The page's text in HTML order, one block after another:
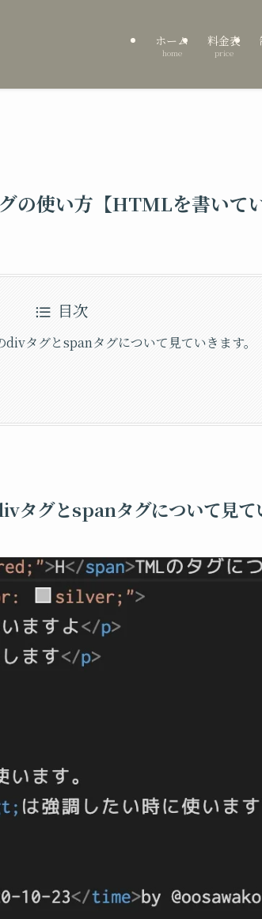
ホーム
home
料金表
price
の使い方【HTMLを書いて
目次
タグとspanタグについて見ていきます。
タグとspanタグについて見て